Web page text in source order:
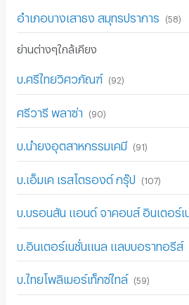
อำเภอบางเสาธง สมุทรปราการ (58)
ย่านต่างๆใกล้เคียง
บ.ศรีไทยวิศวภัณฑ์ (92)
ศรีวารี พลาซ่า (90)
บ.นำยงอุตสาหกรรมเคมี (91)
บ.เอ็มเค เรสโตรองต์ กรุ๊ป (107)
บ.อินเตอร์เนชั่นแนล แลบบอราทอรีส์
บ.ไทยโพลิเมอร์เท็กซ์ไทล์ (59)